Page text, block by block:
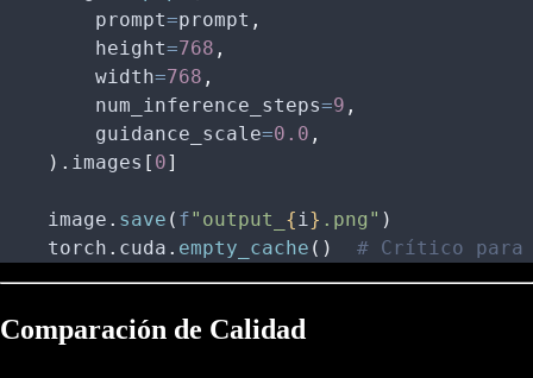
        prompt
=prompt ,
        height
=768 ,
        width
=768 ,
        num_inference_steps
=9 ,
        guidance_scale
=0.0 ,
    ).
images [ 0]
    image
. save ( f"output_ {i} .png" )
    torch
. cuda . empty_cache ()
# Crítico para
Comparación de Calidad